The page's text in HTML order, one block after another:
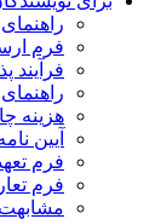
فرم
فرآیند
هزینه
آیین
فرم
فرم
مشابهت